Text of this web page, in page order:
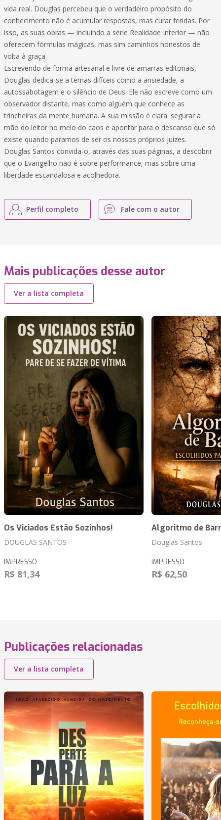
vida real. Douglas percebeu que o verdadeiro propósito do
conhecimento não é acumular respostas, mas curar feridas. Por
isso, as suas obras — incluindo a série Realidade Interior — não
oferecem fórmulas mágicas, mas sim caminhos honestos de
volta à graça.
​Escrevendo de forma artesanal e livre de amarras editoriais,
Douglas dedica-se a temas difíceis como a ansiedade, a
autossabotagem e o silêncio de Deus. Ele não escreve como um
observador distante, mas como alguém que conhece as
trincheiras da mente humana. A sua missão é clara: segurar a
mão do leitor no meio do caos e apontar para o descanso que só
existe quando paramos de ser os nossos próprios juízes.
​Douglas Santos convida-o, através das suas páginas, a descobrir
que o Evangelho não é sobre performance, mas sobre uma
liberdade escandalosa e acolhedora.
Perfil completo Fale com o autor
Mais publicações desse autor
Ver a lista completa
Os Viciados Estão Sozinhos!
DOUGLAS SANTOS
IMPRESSO
R$ 81,34
Algoritmo de
Douglas Santos
IMPRESSO
R$ 62,50
Publicações relacionadas
Ver a lista completa